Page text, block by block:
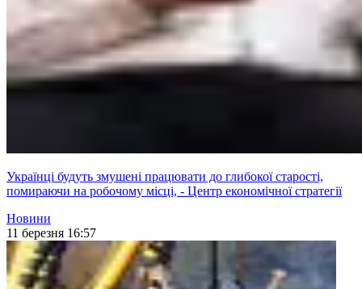
Українці будуть змушені працювати до глибокої старості,
помираючи на робочому місці, - Центр економічної стратегії
Новини
11 березня 16:57